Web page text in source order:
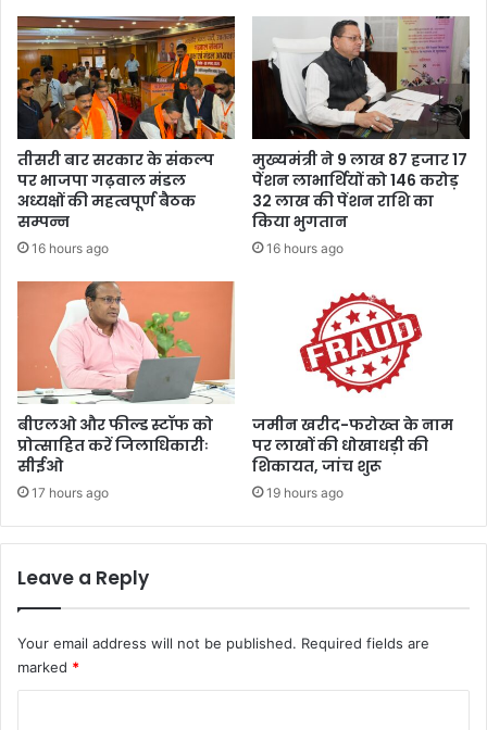
में
ठो
स
पै
वी
की
ज
रू
र
धा
तीसरी बार सरकार के संकल्प
पर भाजपा गढ़वाल मंडल
अध्यक्षों की महत्वपूर्ण बैठक
सम्पन्न
16 hours ago
मुख्यमंत्री ने 9 लाख 87 हजार 17
पेंशन लाभार्थियों को 146 करोड़
32 लाख की पेंशन राशि का
किया भुगतान
16 hours ago
बीएलओ और फील्ड स्टॉफ को
प्रोत्साहित करें जिलाधिकारीः
सीईओ
17 hours ago
जमीन खरीद-फरोख्त के नाम
पर लाखों की धोखाधड़ी की
शिकायत, जांच शुरू
19 hours ago
Leave a Reply
Your email address will not be published. Required fields are
marked *